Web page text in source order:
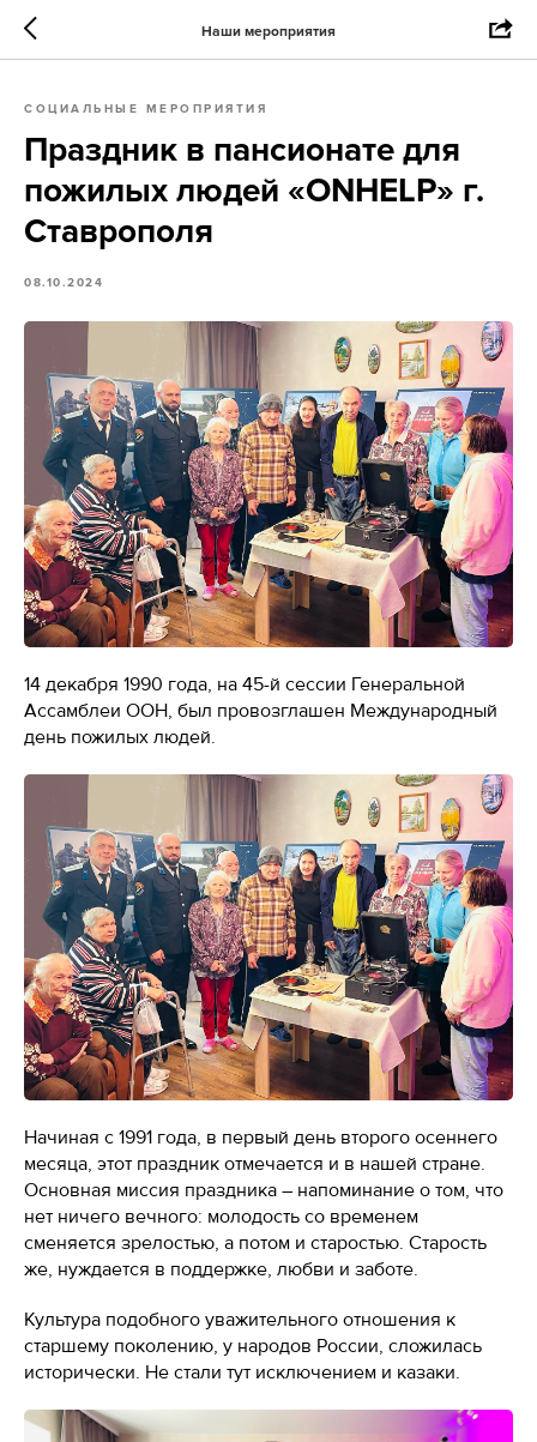
Наши мероприятия
СОЦИАЛЬНЫЕ МЕРОПРИЯТИЯ
Праздник в пансионате для
пожилых людей «ONHELP» г.
Ставрополя
08.10.2024
14 декабря 1990 года, на 45-й сессии Генеральной
Ассамблеи ООН, был провозглашен Международный
день пожилых людей.
Начиная с 1991 года, в первый день второго осеннего
месяца, этот праздник отмечается и в нашей стране.
Основная миссия праздника – напоминание о том, что
нет ничего вечного: молодость со временем
сменяется зрелостью, а потом и старостью. Старость
же, нуждается в поддержке, любви и заботе.
Культура подобного уважительного отношения к
старшему поколению, у народов России, сложилась
исторически. Не стали тут исключением и казаки.